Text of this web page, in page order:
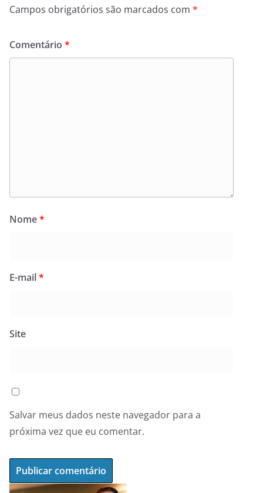
Campos obrigatórios são marcados com *
Comentário *
Nome*
E-mail*
Site
Salvar meus dados neste navegador para a
próxima vez que eu comentar.